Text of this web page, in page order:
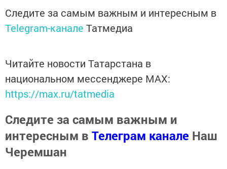
Следите за самым важным и интересным в
Telegram-канале Татмедиа
Читайте новости Татарстана в
национальном мессенджере MАХ:
https://max.ru/tatmedia
Следите за самым важным и
интересным в Телеграм канале Наш
Черемшан